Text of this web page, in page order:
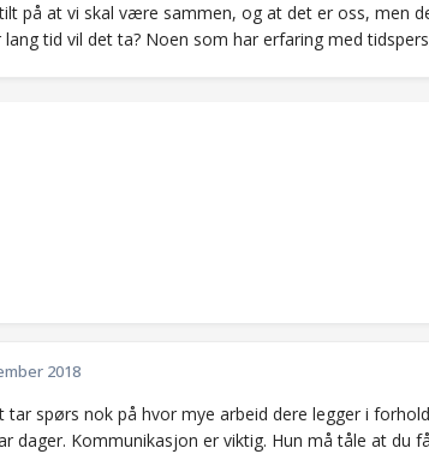
på at vi skal være sammen, og at det er oss, men
lang tid vil det ta? Noen som har erfaring med
2018
tar spørs nok på hvor mye arbeid dere legger i
dager. Kommunikasjon er viktig. Hun må tåle at du